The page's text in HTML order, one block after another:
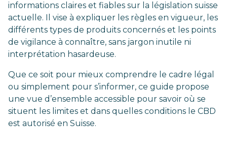
informations claires et fiables sur la législation suisse
actuelle. Il vise à expliquer les règles en vigueur, les
différents types de produits concernés et les points
de vigilance à connaître, sans jargon inutile ni
interprétation hasardeuse.
Que ce soit pour mieux comprendre le cadre légal
ou simplement pour s’informer, ce guide propose
une vue d’ensemble accessible pour savoir où se
situent les limites et dans quelles conditions le CBD
est autorisé en Suisse.